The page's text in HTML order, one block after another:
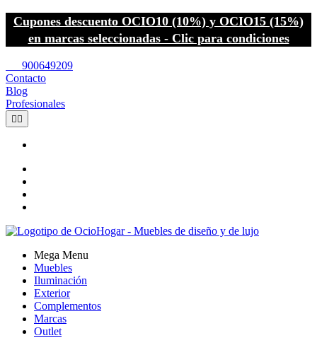
Cupones descuento OCIO10 (10%) y OCIO15 (15%)
en marcas seleccionadas - Clic para condiciones
900649209
Contacto
Blog
Profesionales
 
Mega Menu
Muebles
Iluminación
Exterior
Complementos
Marcas
Outlet